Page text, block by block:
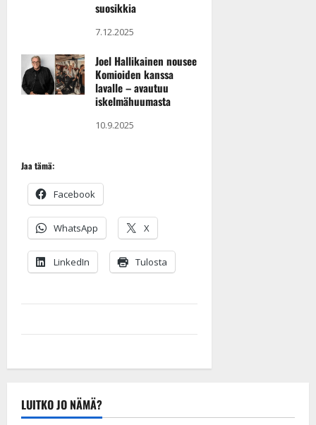
suosikkia
7.12.2025
Joel Hallikainen nousee
Komioiden kanssa
lavalle – avautuu
iskelmähuumasta
10.9.2025
Jaa tämä:
Facebook
WhatsApp X
LinkedIn Tulosta
LUITKO JO NÄMÄ?